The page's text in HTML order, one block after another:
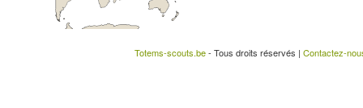
Totems-scouts.be- Tous droits réservés | Contactez-